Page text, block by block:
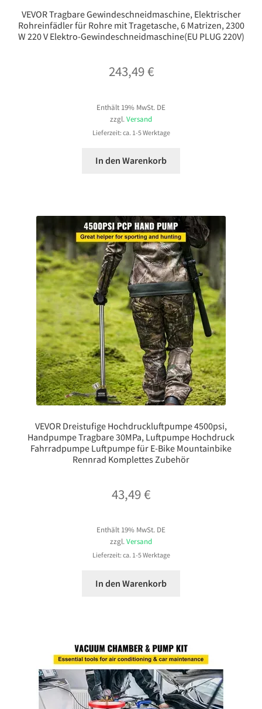
VEVOR Tragbare Gewindeschneidmaschine, Elektrischer
Rohreinfädler für Rohre mit Tragetasche, 6 Matrizen, 2300
W 220 V Elektro-Gewindeschneidmaschine(EU PLUG 220V)
243,49€
Enthält 19% MwSt. DE
zzgl. Versand
Lieferzeit: ca. 1-5 Werktage
In den Warenkorb
VEVOR Dreistufige Hochdruckluftpumpe 4500psi,
Handpumpe Tragbare 30MPa, Luftpumpe Hochdruck
Fahrradpumpe Luftpumpe für E-Bike Mountainbike
Rennrad Komplettes Zubehör
43,49€
Enthält 19% MwSt. DE
zzgl. Versand
Lieferzeit: ca. 1-5 Werktage
In den Warenkorb